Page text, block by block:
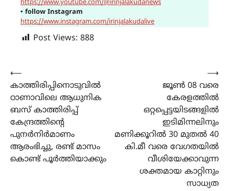
https://www.youtube.com/@irinjalakudanews
▪ follow Instagram
https://www.instagram.com/irinjalakudalive
Post Views: 888
Post
navigation
⟵
കാത്തിരിപ്പിനൊടുവിൽ
ഠാണാവിലെ ആധുനിക
ബസ് കാത്തിരിപ്പ്
കേന്ദ്രത്തിന്‍റെ
പുനർനിർമാണം
ആരംഭിച്ചു, രണ്ട് മാസം
കൊണ്ട് പൂർത്തിയാക്കും
ജൂൺ 08 വരെ
കേരളത്തിൽ
ഒറ്റപ്പെട്ടയിടങ്ങളിൽ
ഇടിമിന്നലിനും
മണിക്കൂറിൽ 30 മുതൽ 40
കി.മീ വരെ വേഗതയിൽ
വീശിയേക്കാവുന്ന
ശക്തമായ കാറ്റിനും
സാധ്യത
⟶